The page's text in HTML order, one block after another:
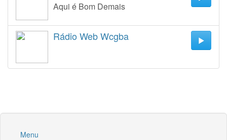
Aqui é Bom Demais
Rádio Web Wcgba
Menu